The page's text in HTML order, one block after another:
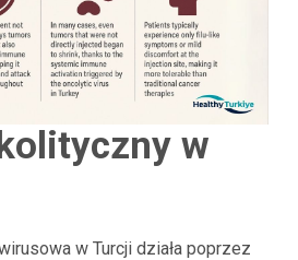
w
w Turcji działa poprzez